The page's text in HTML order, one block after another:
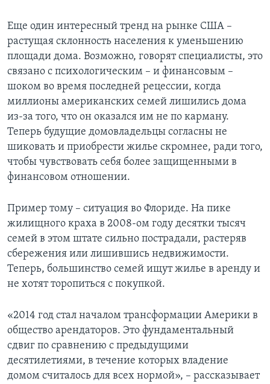
Еще один интересный тренд на рынке США –
растущая склонность населения к уменьшению
площади дома. Возможно, говорят специалисты, это
связано с психологическим – и финансовым –
шоком во время последней рецессии, когда
миллионы американских семей лишились дома
из-за того, что он оказался им не по карману.
Теперь будущие домовладельцы согласны не
шиковать и приобрести жилье скромнее, ради того,
чтобы чувствовать себя более защищенными в
финансовом отношении.
Пример тому – ситуация во Флориде. На пике
жилищного краха в 2008-ом году десятки тысяч
семей в этом штате сильно пострадали, растеряв
сбережения или лишившись недвижимости.
Теперь, большинство семей ищут жилье в аренду и
не хотят торопиться с покупкой.
«2014 год стал началом трансформации Америки в
общество арендаторов. Это фундаментальный
сдвиг по сравнению с предыдущими
десятилетиями, в течение которых владение
домом считалось для всех нормой», – рассказывает